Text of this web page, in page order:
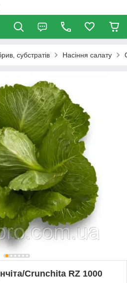
субстратів Насіння салату
Crunchita RZ 1000